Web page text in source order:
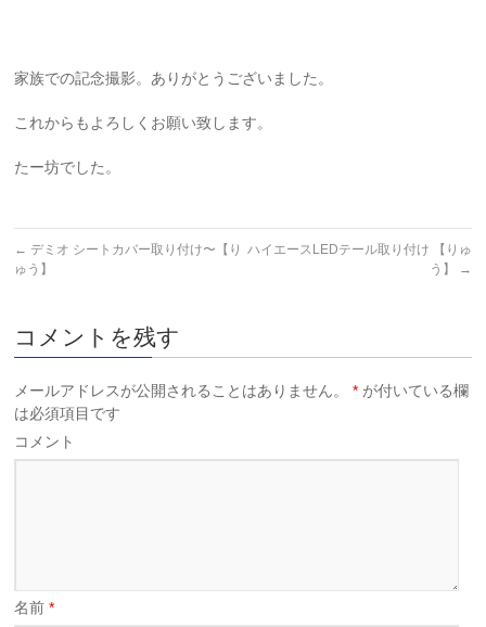
家族での記念撮影。ありがとうございました。
これからもよろしくお願い致します。
たー坊でした。
← デミオ シートカバー取り付け〜【り
ゅう】
ハイエースLEDテール取り付け 【りゅ
う】
→
コメントを残す
メールアドレスが公開されることはありません。 * が付いている欄
は必須項目です
コメント
名前*